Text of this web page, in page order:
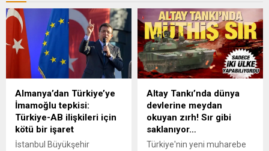
Almanya’dan Türkiye’ye
İmamoğlu tepkisi:
Türkiye-AB ilişkileri için
kötü bir işaret
İstanbul Büyükşehir
Altay Tankı’nda dünya
devlerine meydan
okuyan zırh! Sır gibi
saklanıyor…
Türkiye'nin yeni muharebe